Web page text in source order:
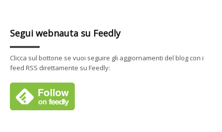
Segui webnauta su Feedly
Clicca sul bottone se vuoi seguire gli aggiornamenti del blog con i
feed RSS direttamente su Feedly: